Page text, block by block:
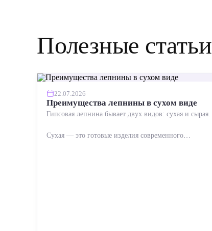
Полезные статьи
22.07.2026
Преимущества лепнины в сухом виде
Гипсовая лепнина бывает двух видов: сухая и сырая.
Сухая — это готовые изделия современного